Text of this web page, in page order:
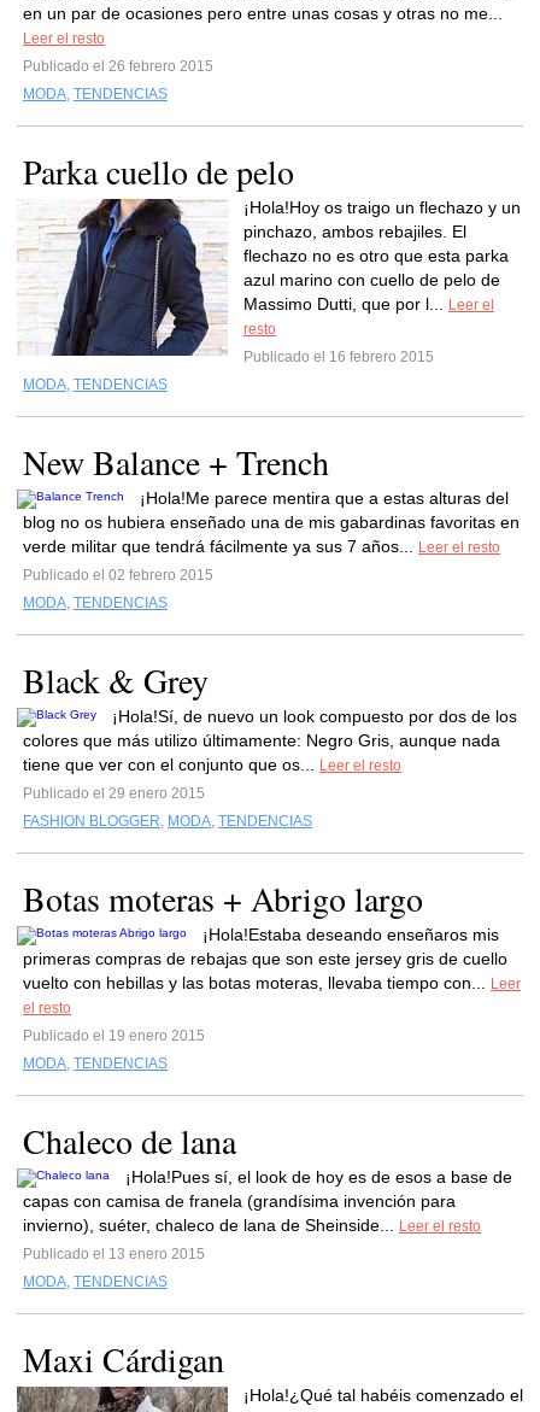
en un par de ocasiones pero entre unas cosas y otras no me...
Leer el resto
Publicado el 26 febrero 2015
MODA, TENDENCIAS
Parka cuello de pelo
¡Hola!Hoy os traigo un flechazo y un
pinchazo, ambos rebajiles. El
flechazo no es otro que esta parka
azul marino con cuello de pelo de
Massimo Dutti, que por l...
Leer el
resto
Publicado el 16 febrero 2015
MODA, TENDENCIAS
New Balance + Trench
¡Hola!Me parece mentira que a estas alturas del
blog no os hubiera enseñado una de mis gabardinas favoritas en
verde militar que tendrá fácilmente ya sus 7 años...
Leer el resto
Publicado el 02 febrero 2015
MODA, TENDENCIAS
Black & Grey
¡Hola!Sí, de nuevo un look compuesto por dos de los
colores que más utilizo últimamente: Negro Gris, aunque nada
tiene que ver con el conjunto que os...
Leer el resto
Publicado el 29 enero 2015
FASHION BLOGGER, MODA, TENDENCIAS
Botas moteras + Abrigo largo
¡Hola!Estaba deseando enseñaros mis
primeras compras de rebajas que son este jersey gris de cuello
vuelto con hebillas y las botas moteras, llevaba tiempo con...
Leer
el resto
Publicado el 19 enero 2015
MODA, TENDENCIAS
Chaleco de lana
¡Hola!Pues sí, el look de hoy es de esos a base de
capas con camisa de franela (grandísima invención para
invierno), suéter, chaleco de lana de Sheinside...
Leer el resto
Publicado el 13 enero 2015
MODA, TENDENCIAS
Maxi Cárdigan
¡Hola!¿Qué tal habéis comenzado el